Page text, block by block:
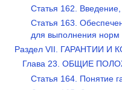
Статья 162.
Статья 163.
для выполнения норм
Раздел VII. ГАРАНТИИ И
Глава 23. ОБЩИЕ
Статья 164. Понятие